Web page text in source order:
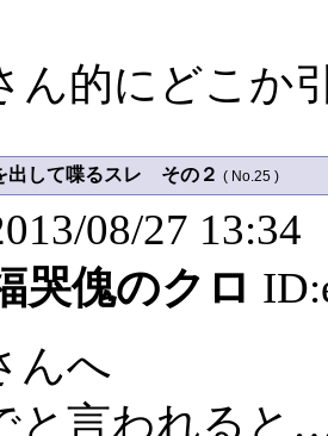
ん的にどこか
出して喋るスレ その２ ( No.25 )
08/27 13:34
哭傀のクロ
んへ
言われると